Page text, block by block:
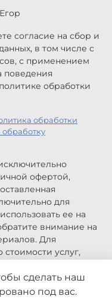
согласие на сбор и
в том числе с
с применением
поведения
обработки
обработки
обработку
офертой,
для
ее на
внимание на
Для
услуг,
связи.
как справочная
сделать наш
под вас.